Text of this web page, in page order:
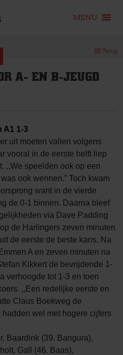
MENU
Terug
A- EN B-JEUGD
A1 1-3
uit moeten vallen volgens
vooral in de eerste helft liep
,,We speelden ook op een
ook wennen.” Toch kwam
want in de vierde
de 0-1 binnen. Daarna bleef
via Dave Padding
de Harlingers zeven minuten
de eerste de beste kans. Na
A en zeven minuten na
Kikkert de bevrijdende 1-
verhoogde tot 1-3 en toen
,,Een redelijke eerste en
Claus Boekweg de
wel met hogere cijfers
Baardink (39. Bangura),
Gall (46. Baas),